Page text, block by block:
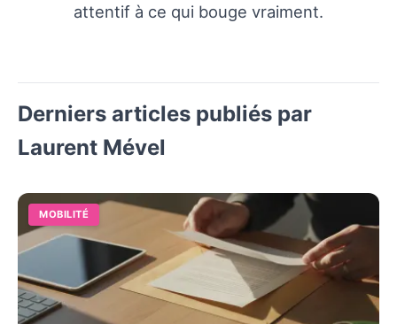
attentif à ce qui bouge vraiment.
Derniers articles publiés par
Laurent Mével
MOBILITÉ